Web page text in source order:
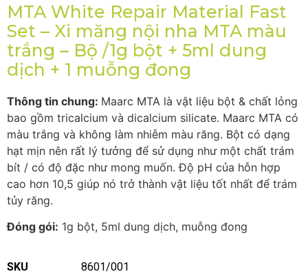
MTA White Repair Material Fast
Set – Xi măng nội nha MTA màu
trắng – Bộ /1g bột + 5ml dung
dịch + 1 muỗng đong
Thông tin chung: Maarc MTA là vật liệu bột & chất lỏng
bao gồm tricalcium và dicalcium silicate. Maarc MTA có
màu trắng và không làm nhiễm màu răng. Bột có dạng
hạt mịn nên rất lý tưởng để sử dụng như một chất trám
bít / có độ đặc như mong muốn. Độ pH của hỗn hợp
cao hơn 10,5 giúp nó trở thành vật liệu tốt nhất để trám
tủy răng.
Đóng gói: 1g bột, 5ml dung dịch, muỗng đong
SKU
8601/001